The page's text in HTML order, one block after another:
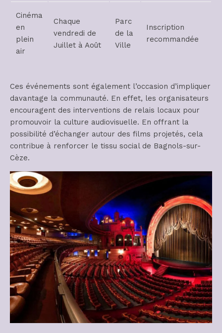
Cinéma
en
plein
air
Chaque
vendredi de
Juillet à Août
Parc
de la
Ville
Inscription
recommandée
Ces événements sont également l’occasion d’impliquer
davantage la communauté. En effet, les organisateurs
encouragent des interventions de relais locaux pour
promouvoir la culture audiovisuelle. En offrant la
possibilité d’échanger autour des films projetés, cela
contribue à renforcer le tissu social de Bagnols-sur-
Cèze.